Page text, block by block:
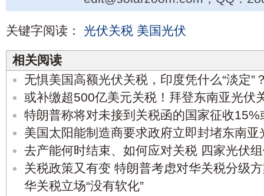
关键字阅读： 光伏关税 美国光伏
相关阅读
无惧美国高额光伏关税，印度凭什么“淡定”
或补缴超500亿美元关税！拜登东南亚光伏
特朗普称将对未接到关税函的国家征收15%
美国太阳能制造商要求政府立即封堵东南
去产能何时结束、如何应对关税 四家光伏
关税政策又有变 特朗普考虑对华关税分级
华关税立场“没有软化”